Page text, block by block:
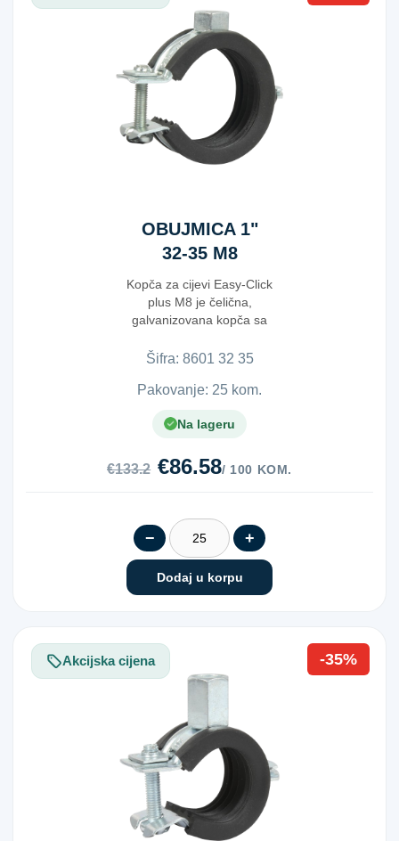
OBUJMICA 1"
32-35 M8
Kopča za cijevi Easy-Click
plus M8 je čelična,
galvanizovana kopča sa
Šifra: 8​6​0​1​ ​3​2​ ​3​5​
Pakovanje: 25 kom.
Na lageru
€133.2 €86.58/ 100 KOM.
− +
Dodaj u korpu
Akcijska cijena -35%